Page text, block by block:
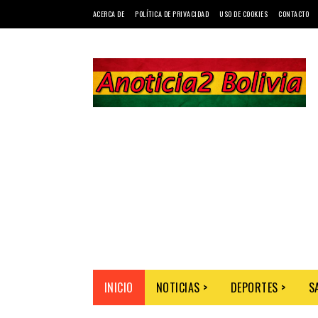
ACERCA DE POLÍTICA DE PRIVACIDAD USO DE COOKIES CONTACTO
INICIO NOTICIAS > DEPORTES >